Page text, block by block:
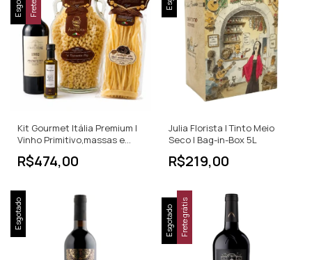
Kit Gourmet Itália Premium |
Vinho Primitivo,massas e
R$474,00
Julia Florista | Tinto Meio
Seco | Bag-in-Box 5L
R$219,00
Esgotado Esgotado Frete grátis